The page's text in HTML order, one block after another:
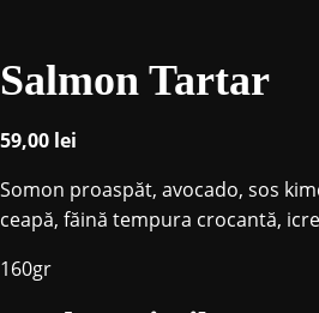
Salmon Tartar
59,00 lei
Somon proaspăt, avocado, sos
ceapă, făină tempura crocantă,
160gr